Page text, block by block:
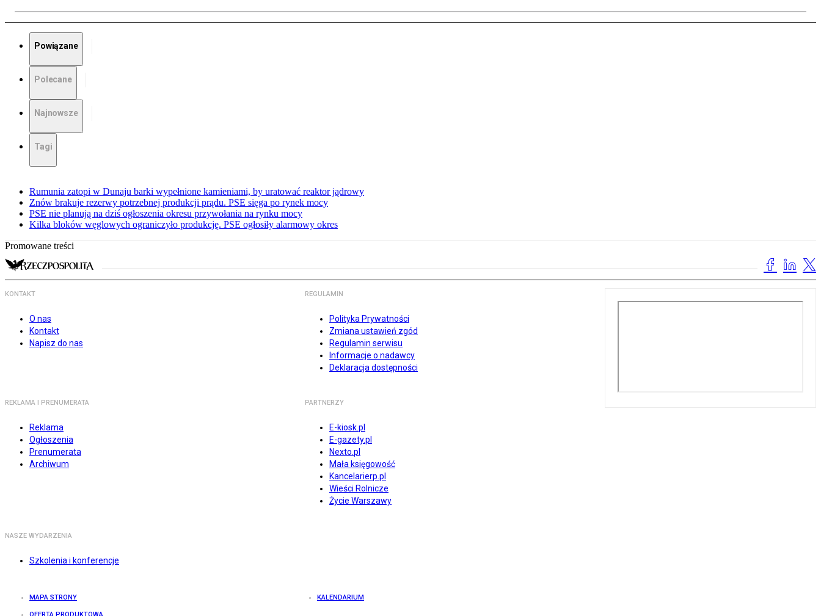
Powiązane
Polecane
Najnowsze
Tagi
Rumunia zatopi w Dunaju barki wypełnione kamieniami, by uratować reaktor jądrowy
Znów brakuje rezerwy potrzebnej produkcji prądu. PSE sięga po rynek mocy
PSE nie planują na dziś ogłoszenia okresu przywołania na rynku mocy
Kilka bloków węglowych ograniczyło produkcję. PSE ogłosiły alarmowy okres
Promowane treści
KONTAKT
O nas
Kontakt
Napisz do nas
REGULAMIN
Polityka Prywatności
Zmiana ustawień zgód
Regulamin serwisu
Informacje o nadawcy
Deklaracja dostępności
REKLAMA I PRENUMERATA
Reklama
Ogłoszenia
Prenumerata
Archiwum
PARTNERZY
E-kiosk.pl
E-gazety.pl
Nexto.pl
Mała księgowość
Kancelarierp.pl
Wieści Rolnicze
Życie Warszawy
NASZE WYDARZENIA
Szkolenia i konferencje
MAPA STRONY KALENDARIUM